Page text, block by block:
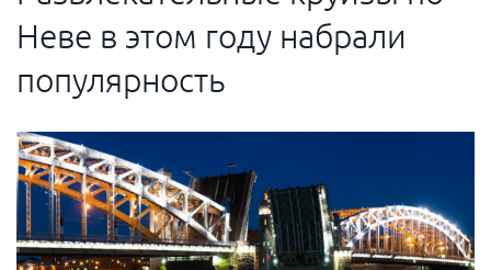
Неве в этом году набрали
популярность